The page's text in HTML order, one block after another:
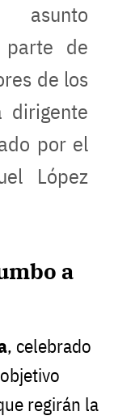
parte de
de los
dirigente
por el
López
a
, celebrado
regirán la